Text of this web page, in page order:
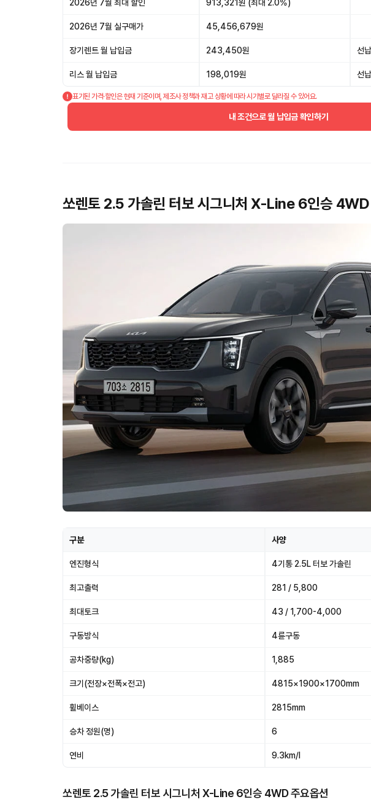
2026년 7월 최대 할인 913,321원 (최대 2.0%)
2026년 7월 실구매가 45,456,679원
장기렌트 월 납입금 243,450원 선
리스 월 납입금 198,019원 선
표기된 가격·할인은 현재 기준이며, 제조사 정책과 재고 상황에 따라 시기별로 달라질 수 있어요.
내 조건으로 월 납입금 확인하기
쏘렌토 2.5 가솔린 터보 시그니처 X-Line 6인승 4WD
구분 사양
엔진형식 4기통 2.5L 터보 가솔린
최고출력 281 / 5,800
최대토크 43 / 1,700-4,000
구동방식 4륜구동
공차중량(kg) 1,885
크기(전장×전폭×전고) 4815×1900×1700mm
휠베이스 2815mm
승차 정원(명) 6
연비 9.3km/l
쏘렌토 2.5 가솔린 터보 시그니처 X-Line 6인승 4WD 주요옵션